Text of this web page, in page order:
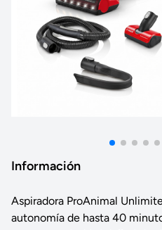
Información
Aspiradora ProAnimal
autonomía de hasta 40